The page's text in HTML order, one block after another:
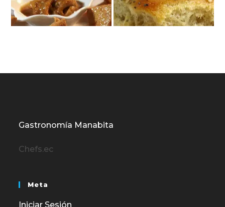
Gastronomía Manabita
Chefs.ec
Meta
Iniciar Sesión